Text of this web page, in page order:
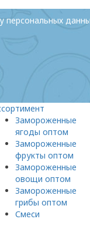
Замороженные
ягоды оптом
Замороженные
фрукты оптом
Замороженные
овощи оптом
Замороженные
грибы оптом
Смеси